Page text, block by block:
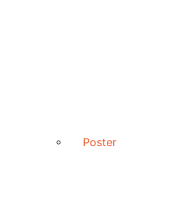
Poster